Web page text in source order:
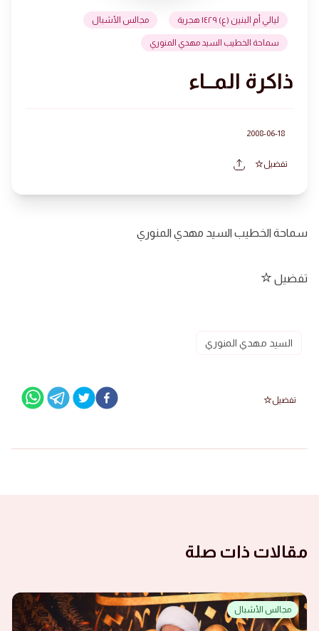
ليالي أم البنين (ع) ١٤٢٩ هجرية مجالس الأشبال
سماحة الخطيب السيد مهدي المنوري
ذاكرة المــاء
2008-06-18
تفضيل
سماحة الخطيب السيد مهدي المنوري
تفضيل
السيد مهدي المنوري
تفضيل
مقالات ذات صلة
مجالس الأشبال